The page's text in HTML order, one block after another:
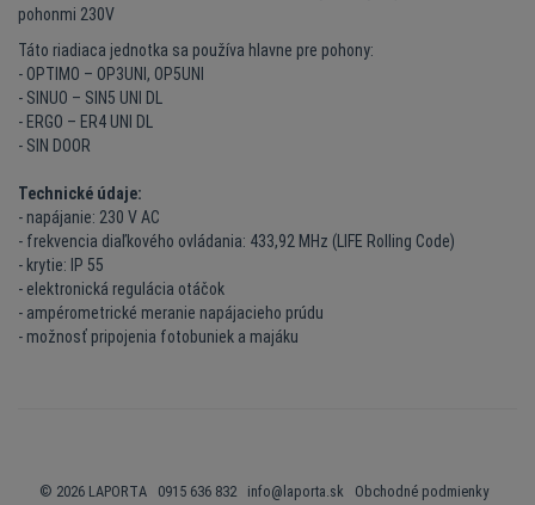
pohonmi 230V
Táto riadiaca jednotka sa používa hlavne pre pohony:
- OPTIMO – OP3UNI, OP5UNI
- SINUO – SIN5 UNI DL
- ERGO – ER4 UNI DL
- SIN DOOR
Technické údaje:
- napájanie: 230 V AC
- frekvencia diaľkového ovládania: 433,92 MHz (LIFE Rolling Code)
- krytie: IP 55
- elektronická regulácia otáčok
- ampérometrické meranie napájacieho prúdu
- možnosť pripojenia fotobuniek a majáku
© 2026 LAPORTA 0915 636 832 info@laporta.sk
Obchodné podmienky